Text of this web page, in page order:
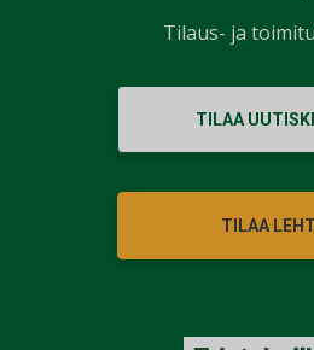
TILAA
TILAA LEHTI
Tilaus- ja